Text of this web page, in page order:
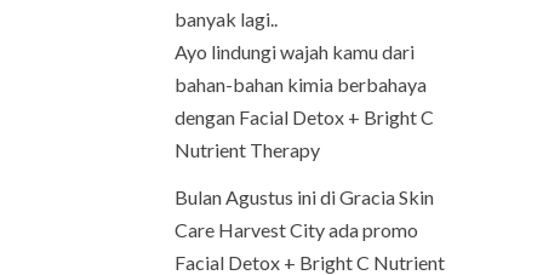
banyak lagi..
Ayo lindungi wajah kamu dari
bahan-bahan kimia berbahaya
dengan Facial Detox + Bright C
Nutrient Therapy
Bulan Agustus ini di Gracia Skin
Care Harvest City ada promo
Facial Detox + Bright C Nutrient